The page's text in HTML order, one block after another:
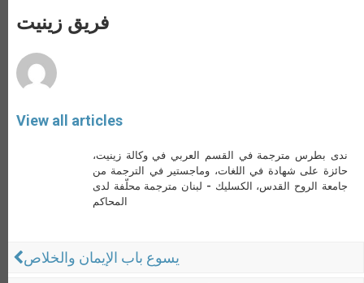
p
p
g
e
o
k
فريق زينيت
View all articles
ندى بطرس مترجمة في القسم العربي في وكالة زينيت،
حائزة على شهادة في اللغات، وماجستير في الترجمة من
جامعة الروح القدس، الكسليك - لبنان مترجمة محلّفة لدى
المحاكم
يسوع باب الإيمان والخلاص